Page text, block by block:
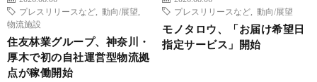
プレスリリースなど
動向/展望
物流施設
住友林業グループ、神奈川・
厚木で初の自社運営型物流拠
点が稼働開始
プレスリリースなど
動向/展望
モノタロウ、「お届け希望日
指定サービス」開始